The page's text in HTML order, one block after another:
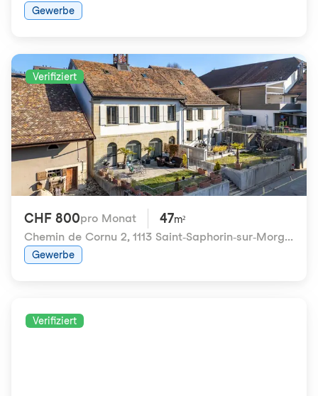
Gewerbe
Verifiziert
CHF 800pro Monat 47m²
Chemin de Cornu 2, 1113 Saint-Saphorin-sur-Morges
Gewerbe
Verifiziert